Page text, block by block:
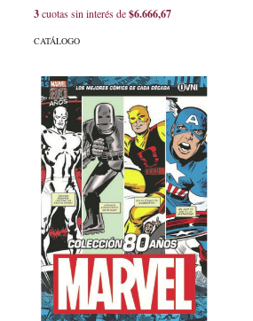
3cuotas sin interés de$6.666,67
CATÁLOGO